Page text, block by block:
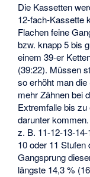
Die Kassetten
12-fach-Kassette
Flachen feine
bzw. knapp 5 bis
einem 39-er
(39:22). Müssen
so erhöht man
mehr Zähnen bei
Extremfalle bis
darunter
z. B. 11-12-13-
10 oder 11
Gangsprung
längste 14,3 %